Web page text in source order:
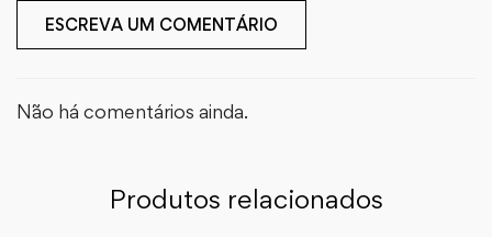
ESCREVA UM COMENTÁRIO
Não há comentários ainda.
Produtos relacionados